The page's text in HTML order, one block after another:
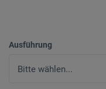
Ausführung